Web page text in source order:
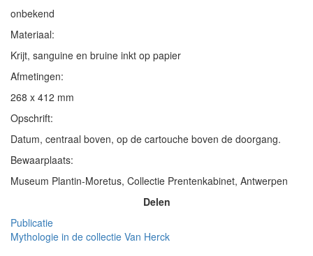
onbekend
Materiaal:
Krijt, sanguine en bruine inkt op papier
Afmetingen:
268 x 412 mm
Opschrift:
Datum, centraal boven, op de cartouche boven de doorgang.
Bewaarplaats:
Museum Plantin-Moretus, Collectie Prentenkabinet, Antwerpen
Delen
Publicatie
Mythologie in de collectie Van Herck